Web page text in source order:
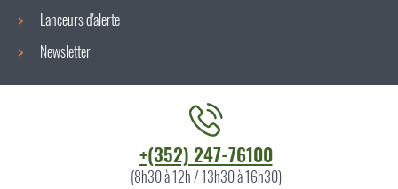
Lanceurs d'alerte
Newsletter
+(352) 247-76100
(8h30 à 12h / 13h30 à 16h30)